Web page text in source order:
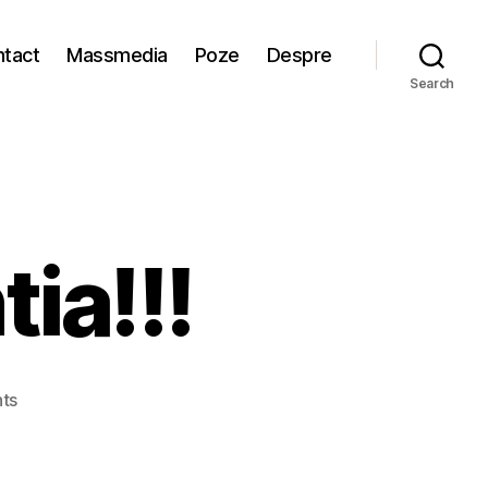
Massmedia Poze Despre
Search
on